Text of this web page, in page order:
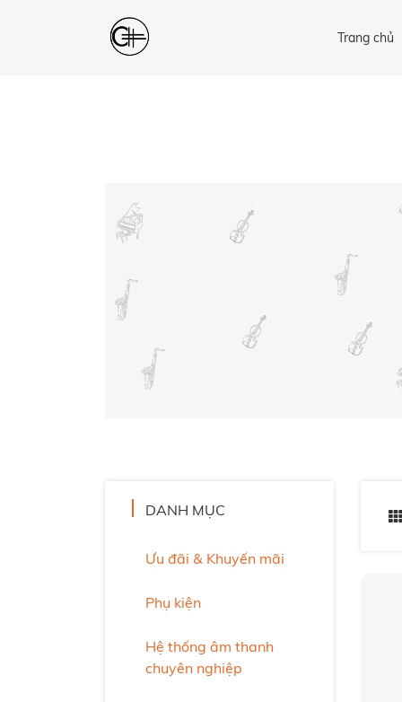
Trang chủ
DANH MỤC
Ưu đãi & Khuyến mãi
Phụ kiện
Hệ thống âm thanh
chuyên nghiệp